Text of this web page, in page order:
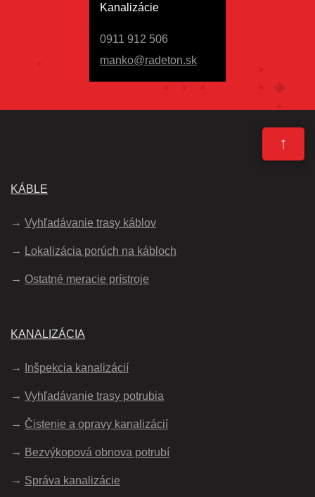
Kanalizácie
0911 912 506
manko@radeton.sk
↑
KÁBLE
Vyhľadávanie trasy káblov
Lokalizácia porúch na kábloch
Ostatné meracie prístroje
KANALIZÁCIA
Inšpekcia kanalizácií
Vyhľadávanie trasy potrubia
Čistenie a opravy kanalizácií
Bezvýkopová obnova potrubí
Správa kanalizácie